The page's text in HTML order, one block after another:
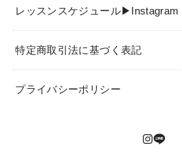
レッスンスケジュール▶︎Instagram
特定商取引法に基づく表記
プライバシーポリシー